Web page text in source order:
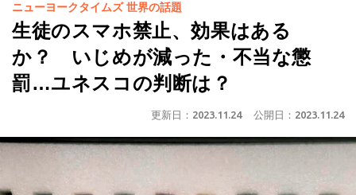
ニューヨークタイムズ 世界の話題
生徒のスマホ禁止、効果はある
か？ いじめが減った・不当な懲
罰…ユネスコの判断は？
更新日： 2023.11.24 公開日： 2023.11.24